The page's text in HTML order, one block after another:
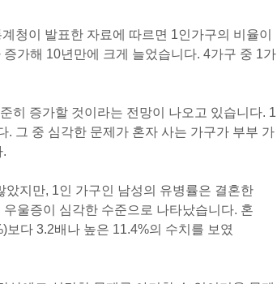
청이 발표한 자료에 따르면 1인가구의 비율이
가해 10년만에 크게 늘었습니다. 4가구 중 1가
히 증가할 것이라는 전망이 나오고 있습니다. 1
. 그 중 심각한 문제가 혼자 사는 가구가 부부 가
.
지만, 1인 가구인 남성의 유병률은 결혼한
울증이 심각한 수준으로 나타났습니다. 혼
다 3.2배나 높은 11.4%의 수치를 보였